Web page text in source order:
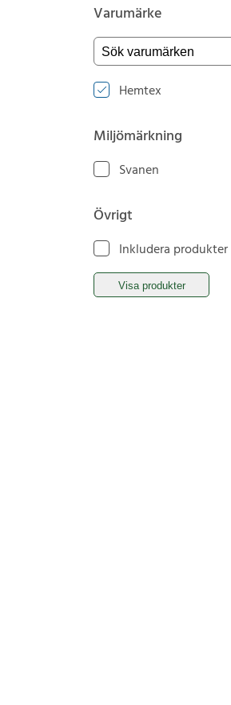
Varumärke
Sök varumärken
Hemtex
Miljömärkning
Svanen
Övrigt
Inkludera
Visa produkter